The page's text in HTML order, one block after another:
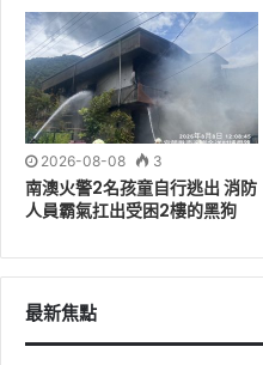
宜蘭市公所今年以「金蛇
橋」與「宜蘭市中山公園」
至3月9日止，璀璨展開為
在2025宜蘭市春節街景點
2026-08-08 3
南澳火警2名孩童自行逃出 消防
人員霸氣扛出受困2樓的黑狗
最新焦點